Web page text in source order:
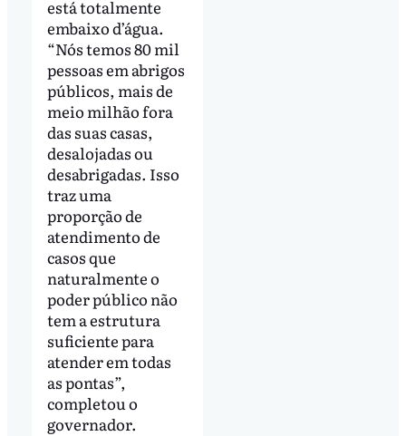
está totalmente
embaixo d’água.
“Nós temos 80 mil
pessoas em abrigos
públicos, mais de
meio milhão fora
das suas casas,
desalojadas ou
desabrigadas. Isso
traz uma
proporção de
atendimento de
casos que
naturalmente o
poder público não
tem a estrutura
suficiente para
atender em todas
as pontas”,
completou o
governador.